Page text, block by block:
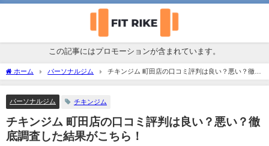
この記事にはプロモーションが含まれています。
ホーム パーソナルジム
チキンジム 町田店の口コミ評判は良い？悪い？徹底
調査した結果がこちら！
パーソナルジム チキンジム
チキンジム 町田店の口コミ評判は良い？悪い？徹
底調査した結果がこちら！